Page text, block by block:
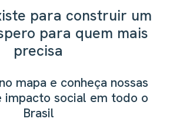
para construir um
para quem mais
precisa
mapa e conheça nossas
impacto social em todo o
Brasil